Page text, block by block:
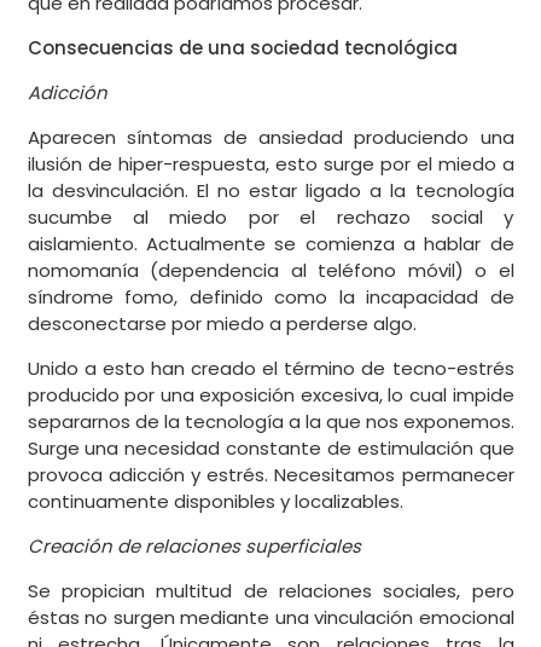
Consecuencias de una sociedad tecnológica
Adicción
Aparecen síntomas de ansiedad produciendo una
ilusión de hiper-respuesta, esto surge por el miedo a
la desvinculación. El no estar ligado a la tecnología
sucumbe al miedo por el rechazo social y
aislamiento. Actualmente se comienza a hablar de
nomomanía (dependencia al teléfono móvil) o el
síndrome fomo, definido como la incapacidad de
desconectarse por miedo a perderse algo.
Unido a esto han creado el término de tecno-estrés
producido por una exposición excesiva, lo cual impide
separarnos de la tecnología a la que nos exponemos.
Surge una necesidad constante de estimulación que
provoca adicción y estrés. Necesitamos permanecer
continuamente disponibles y localizables.
Creación de relaciones superficiales
Se propician multitud de relaciones sociales, pero
éstas no surgen mediante una vinculación emocional